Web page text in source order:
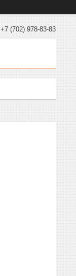
+7 (702) 978-83-83